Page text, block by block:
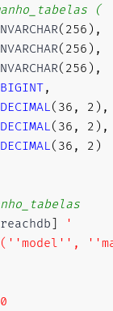
(
( 256 ) ,
( 256 ) ,
NVARCHAR( 256 ) ,
BIGINT,
DECIMAL( 36 , 2 ) ,
DECIMAL( 36 , 2 ) ,
DECIMAL( 36 , 2 )
]
'